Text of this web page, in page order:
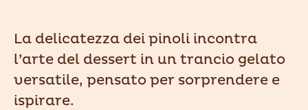
La delicatezza dei pinoli incontra
l’arte del dessert in un trancio gelato
versatile, pensato per sorprendere e
ispirare.